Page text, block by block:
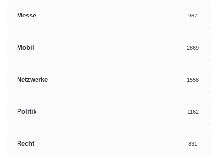
Messe 967
Mobil 2869
Netzwerke 1558
Politik 1162
Recht 831